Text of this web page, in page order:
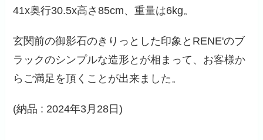
41x奥行30.5x高さ85cm、重量は6kg。
玄関前の御影石のきりっとした印象とRENE'のブ
ラックのシンプルな造形とが相まって、お客様か
らご満足を頂くことが出来ました。
(納品 : 2024年3月28日)